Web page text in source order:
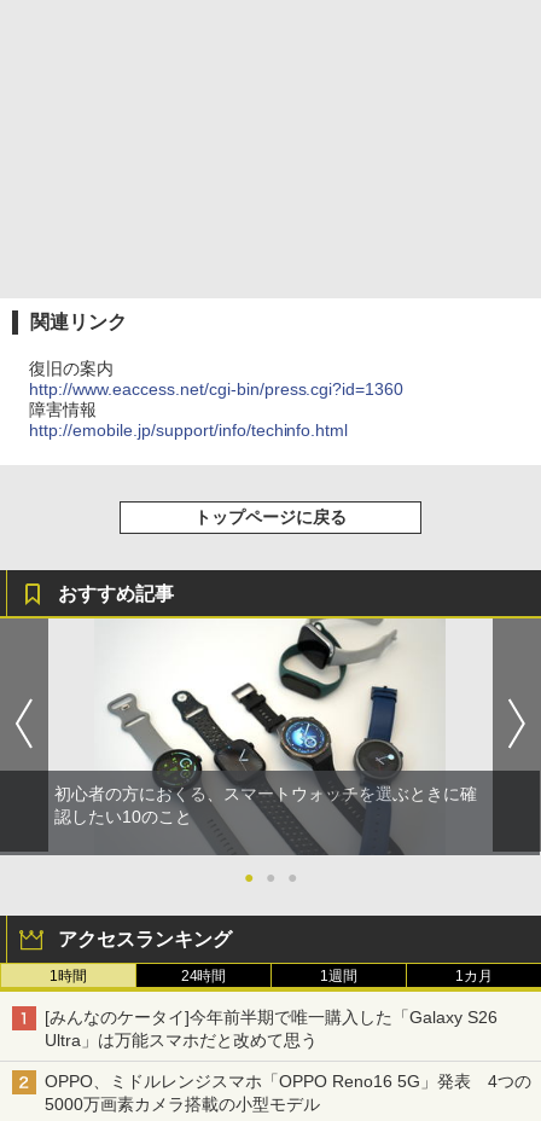
関連リンク
復旧の案内
http://www.eaccess.net/cgi-bin/press.cgi?id=1360
障害情報
http://emobile.jp/support/info/techinfo.html
トップページに戻る
おすすめ記事
初心者の方におくる、スマートウォッチを選ぶときに確
認したい10のこと
● ● ●
アクセスランキング
1時間 24時間 1週間 1カ月
[みんなのケータイ]今年前半期で唯一購入した「Galaxy S26
Ultra」は万能スマホだと改めて思う
OPPO、ミドルレンジスマホ「OPPO Reno16 5G」発表 4つの
5000万画素カメラ搭載の小型モデル